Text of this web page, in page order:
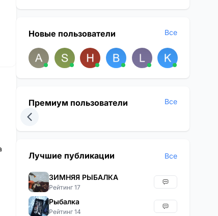
Новые пользователи Все
Премиум пользователи Все
Лучшие публикации Все
ЗИМНЯЯ РЫБАЛКА
Рейтинг 17
Рыбалка
Рейтинг 14